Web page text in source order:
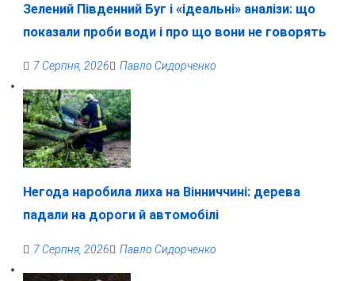
Зелений Південний Буг і «ідеальні» аналізи: що
показали проби води і про що вони не говорять
7 Серпня, 2026 Павло Сидорченко
Негода наробила лиха на Вінниччині: дерева
падали на дороги й автомобілі
7 Серпня, 2026 Павло Сидорченко